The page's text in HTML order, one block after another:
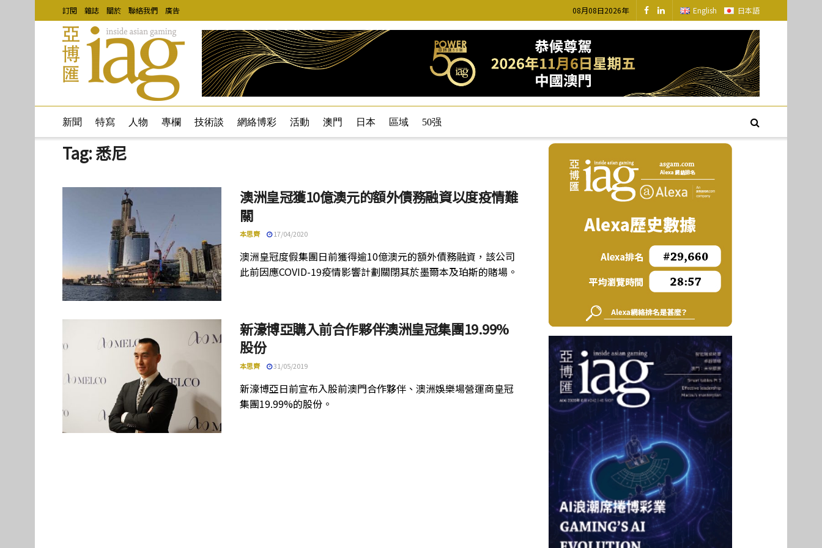
訂閱 雜誌 關於 聯絡我們 廣告 08月08日2026年 English 日本語
新聞 特寫 人物 專欄 技術談 網絡博彩 活動 澳門 日本 區域 50强
Tag:悉尼
澳洲皇冠獲10億澳元的額外債務融資以度疫情難
關
本思齊 17/04/2020
澳洲皇冠度假集團日前獲得逾10億澳元的額外債務融資，該公司
此前因應COVID-19疫情影響計劃關閉其於墨爾本及珀斯的賭場。
新濠博亞購入前合作夥伴澳洲皇冠集團19.99%
股份
本思齊 31/05/2019
新濠博亞日前宣布入股前澳門合作夥伴、澳洲娛樂場營運商皇冠
集團19.99%的股份。